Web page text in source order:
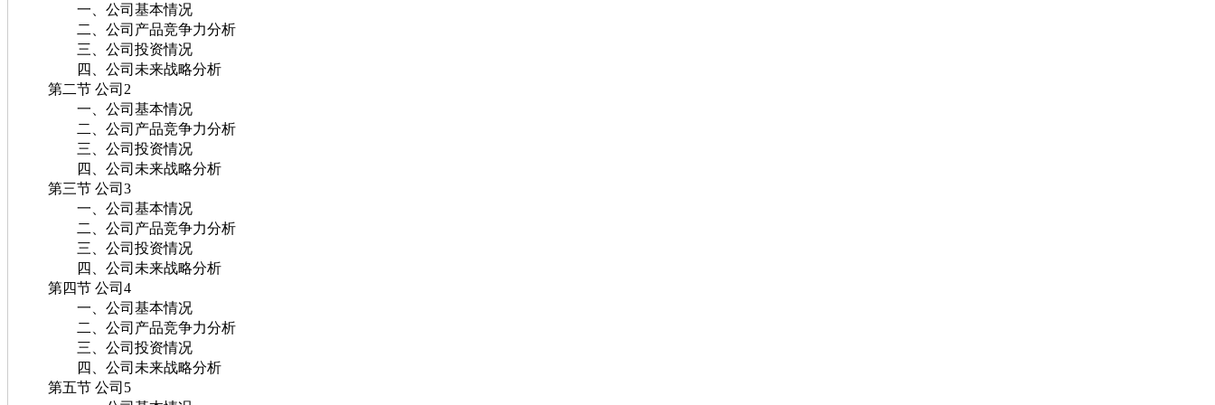
一、公司基本情况
二、公司产品竞争力分析
三、公司投资情况
四、公司未来战略分析
第二节 公司2
一、公司基本情况
二、公司产品竞争力分析
三、公司投资情况
四、公司未来战略分析
第三节 公司3
一、公司基本情况
二、公司产品竞争力分析
三、公司投资情况
四、公司未来战略分析
第四节 公司4
一、公司基本情况
二、公司产品竞争力分析
三、公司投资情况
四、公司未来战略分析
第五节 公司5